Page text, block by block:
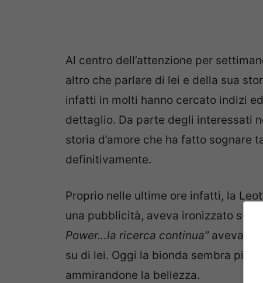
Al centro dell’attenzione per
altro che parlare di lei e della sua
infatti in molti hanno cercato indizi
dettaglio. Da parte degli interessati
storia d’amore che ha fatto sognare
definitivamente.
Proprio nelle ultime ore infatti, la
una pubblicità, aveva ironizzato
Power…la ricerca continua”aveva
su di lei. Oggi la bionda sembra più
ammirandone la bellezza.